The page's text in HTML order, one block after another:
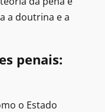
a doutrina e a
penais:
o Estado